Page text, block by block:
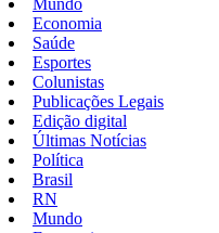
Mundo
Economia
Saúde
Esportes
Colunistas
Publicações Legais
Edição digital
Últimas Notícias
Política
Brasil
RN
Mundo